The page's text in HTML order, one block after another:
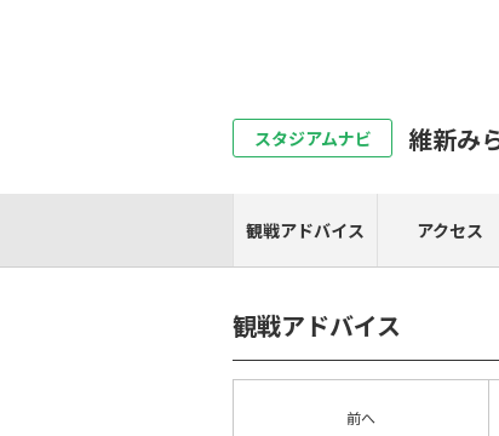
スタジアムナビ 維新み
観戦アドバイス アクセス
観戦アドバイス
前へ